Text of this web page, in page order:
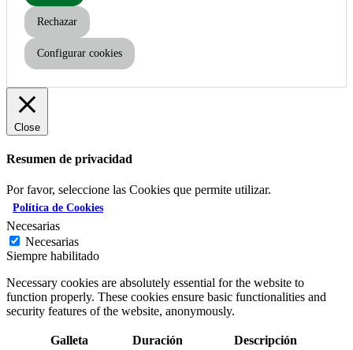
Rechazar
Configurar cookies
Close
Resumen de privacidad
Por favor, seleccione las Cookies que permite utilizar.
Política de Cookies
Necesarias
Necesarias
Siempre habilitado
Necessary cookies are absolutely essential for the website to
function properly. These cookies ensure basic functionalities and
security features of the website, anonymously.
Galleta Duración
Descripción